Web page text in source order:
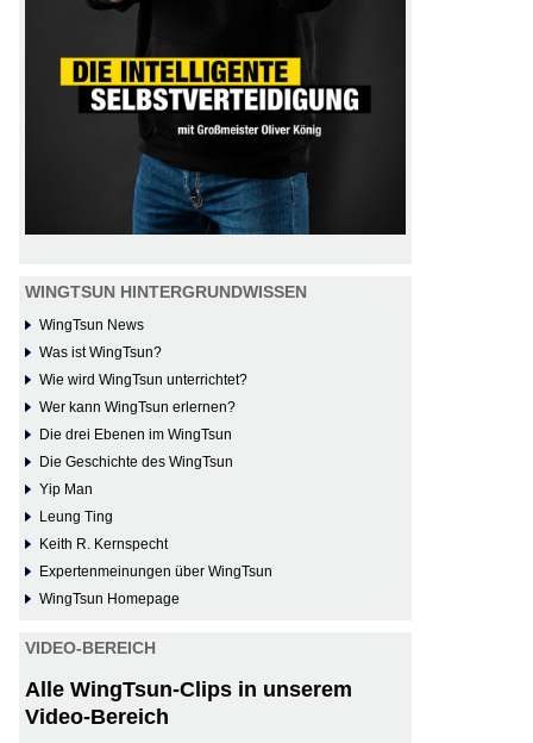
WINGTSUN HINTERGRUNDWISSEN
WingTsun News
Was ist WingTsun?
Wie wird WingTsun unterrichtet?
Wer kann WingTsun erlernen?
Die drei Ebenen im WingTsun
Die Geschichte des WingTsun
Yip Man
Leung Ting
Keith R. Kernspecht
Expertenmeinungen über WingTsun
WingTsun Homepage
VIDEO-BEREICH
Alle WingTsun-Clips in unserem
Video-Bereich